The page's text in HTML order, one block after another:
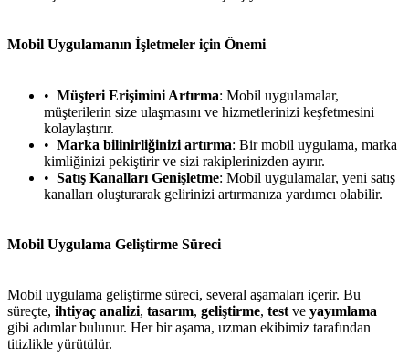
Mobil Uygulamanın İşletmeler için Önemi
Müşteri Erişimini Artırma: Mobil uygulamalar,
müşterilerin size ulaşmasını ve hizmetlerinizi keşfetmesini
kolaylaştırır.
Marka bilinirliğinizi artırma: Bir mobil uygulama, marka
kimliğinizi pekiştirir ve sizi rakiplerinizden ayırır.
Satış Kanalları Genişletme: Mobil uygulamalar, yeni satış
kanalları oluşturarak gelirinizi artırmanıza yardımcı olabilir.
Mobil Uygulama Geliştirme Süreci
Mobil uygulama geliştirme süreci, several aşamaları içerir. Bu
süreçte, ihtiyaç analizi, tasarım, geliştirme, test ve yayımlama
gibi adımlar bulunur. Her bir aşama, uzman ekibimiz tarafından
titizlikle yürütülür.